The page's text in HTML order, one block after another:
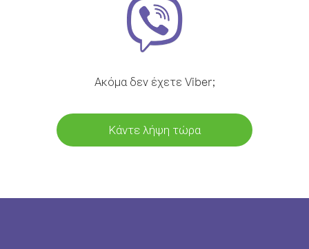
Ακόμα δεν έχετε Viber;
Κάντε λήψη τώρα